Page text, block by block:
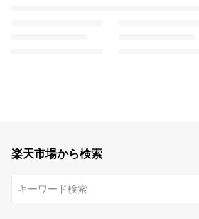
楽天市場から検索